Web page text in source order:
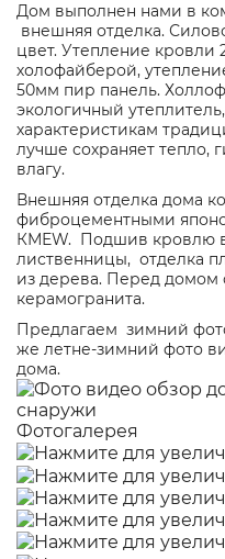
Дом выполнен нами в
внешняя отделка.
цвет. Утепление
холофайберой,
50мм пир панель.
экологичный
характеристикам
лучше сохраняет тепло,
влагу.
Внешняя отделка дома
фиброцементными
КМЕW. Подшив кровлю
лиственницы, отделка
из дерева. Перед домом
керамогранита.
Предлагаем зимний
же летне-зимний фото
дома.
Фотогалерея